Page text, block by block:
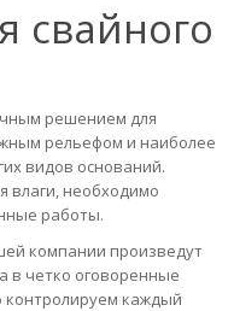
свайного
решением для
рельефом и наиболее
видов оснований.
влаги, необходимо
работы.
компании произведут
в четко оговоренные
контролируем каждый